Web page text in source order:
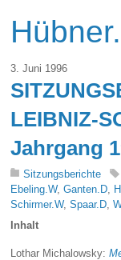
3. Juni 1996
LEIBNIZ-
Jahrgang
Sitzungsberichte
Ebeling.W,Ganten.D,
Schirmer.W,Spaar.D,
Inhalt
Lothar Michalowsky: